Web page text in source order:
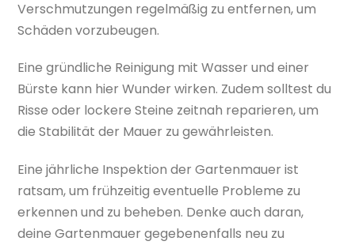
Verschmutzungen regelmäßig zu entfernen, um
Schäden vorzubeugen.
Eine gründliche Reinigung mit Wasser und einer
Bürste kann hier Wunder wirken. Zudem solltest du
Risse oder lockere Steine zeitnah reparieren, um
die Stabilität der Mauer zu gewährleisten.
Eine jährliche Inspektion der Gartenmauer ist
ratsam, um frühzeitig eventuelle Probleme zu
erkennen und zu beheben. Denke auch daran,
deine Gartenmauer gegebenenfalls neu zu